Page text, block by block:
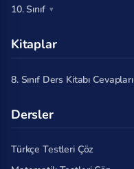
10. Sınıf
Kitaplar
8. Sınıf Ders Kitabı Cevapları
Dersler
Türkçe Testleri Çöz